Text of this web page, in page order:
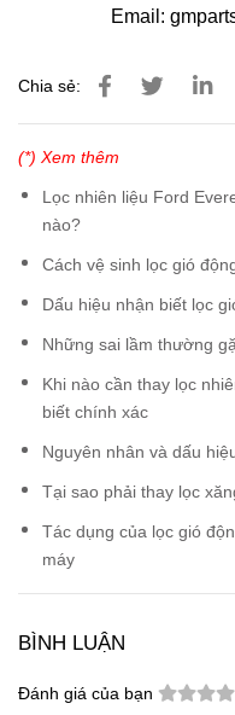
Email:
Chia sẻ:
(*) Xem thêm
Lọc nhiên liệu Ford
nào?
Cách vệ sinh lọc gió
Dấu hiệu nhận biết lọc
Những sai lầm thường
Khi nào cần thay lọc
biết chính xác
Nguyên nhân và dấu
Tại sao phải thay lọc
Tác dụng của lọc gió
máy
BÌNH LUẬN
Đánh giá của bạn